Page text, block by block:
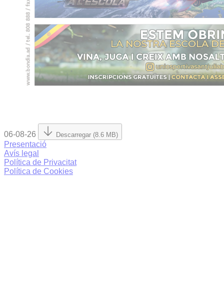
06-08-26 Descarregar (8.6 MB)
Presentació
Avís legal
Política de Privacitat
Política de Cookies